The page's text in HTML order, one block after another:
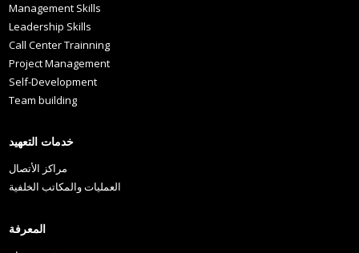
Management Skills
Leadership Skills
Call Center Trainning
Project Management
Self-Development
Team building
خدمات التعهيد
مراكز الأتصال
العمليات والمكاتب الخلفية
المعرفة